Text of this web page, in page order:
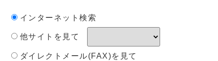
インターネット検索
他サイトを見て
ダイレクトメール(FAX)を見て